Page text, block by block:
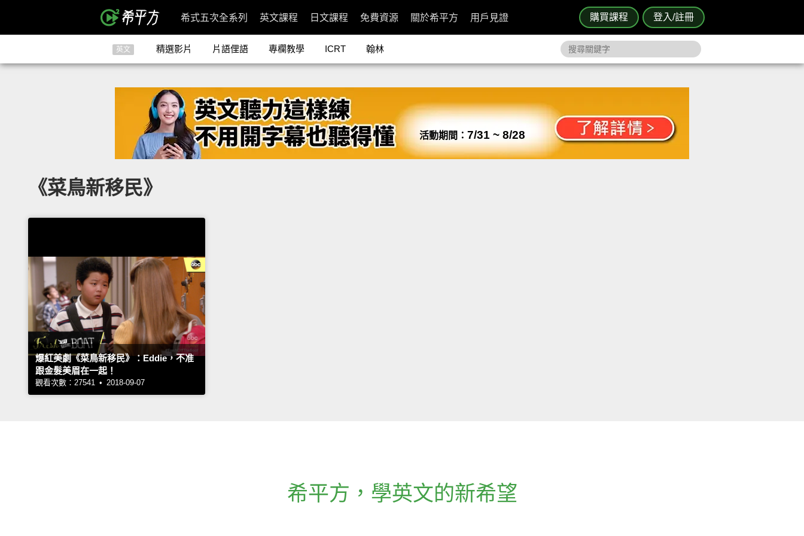
購買課程 登入/註冊
希式五次全系列 英文課程 日文課程 免費資源 關於希平方 用戶見證
英文 精選影片 片語俚語 專欄教學 ICRT 翰林
活動期間： 7/31 ~ 8/28
《菜鳥新移民》
爆紅美劇《菜鳥新移民》：Eddie，不准
跟金髮美眉在一起！
觀看次數：27541 • 2018-09-07
希平方 ， 學英文的新希望